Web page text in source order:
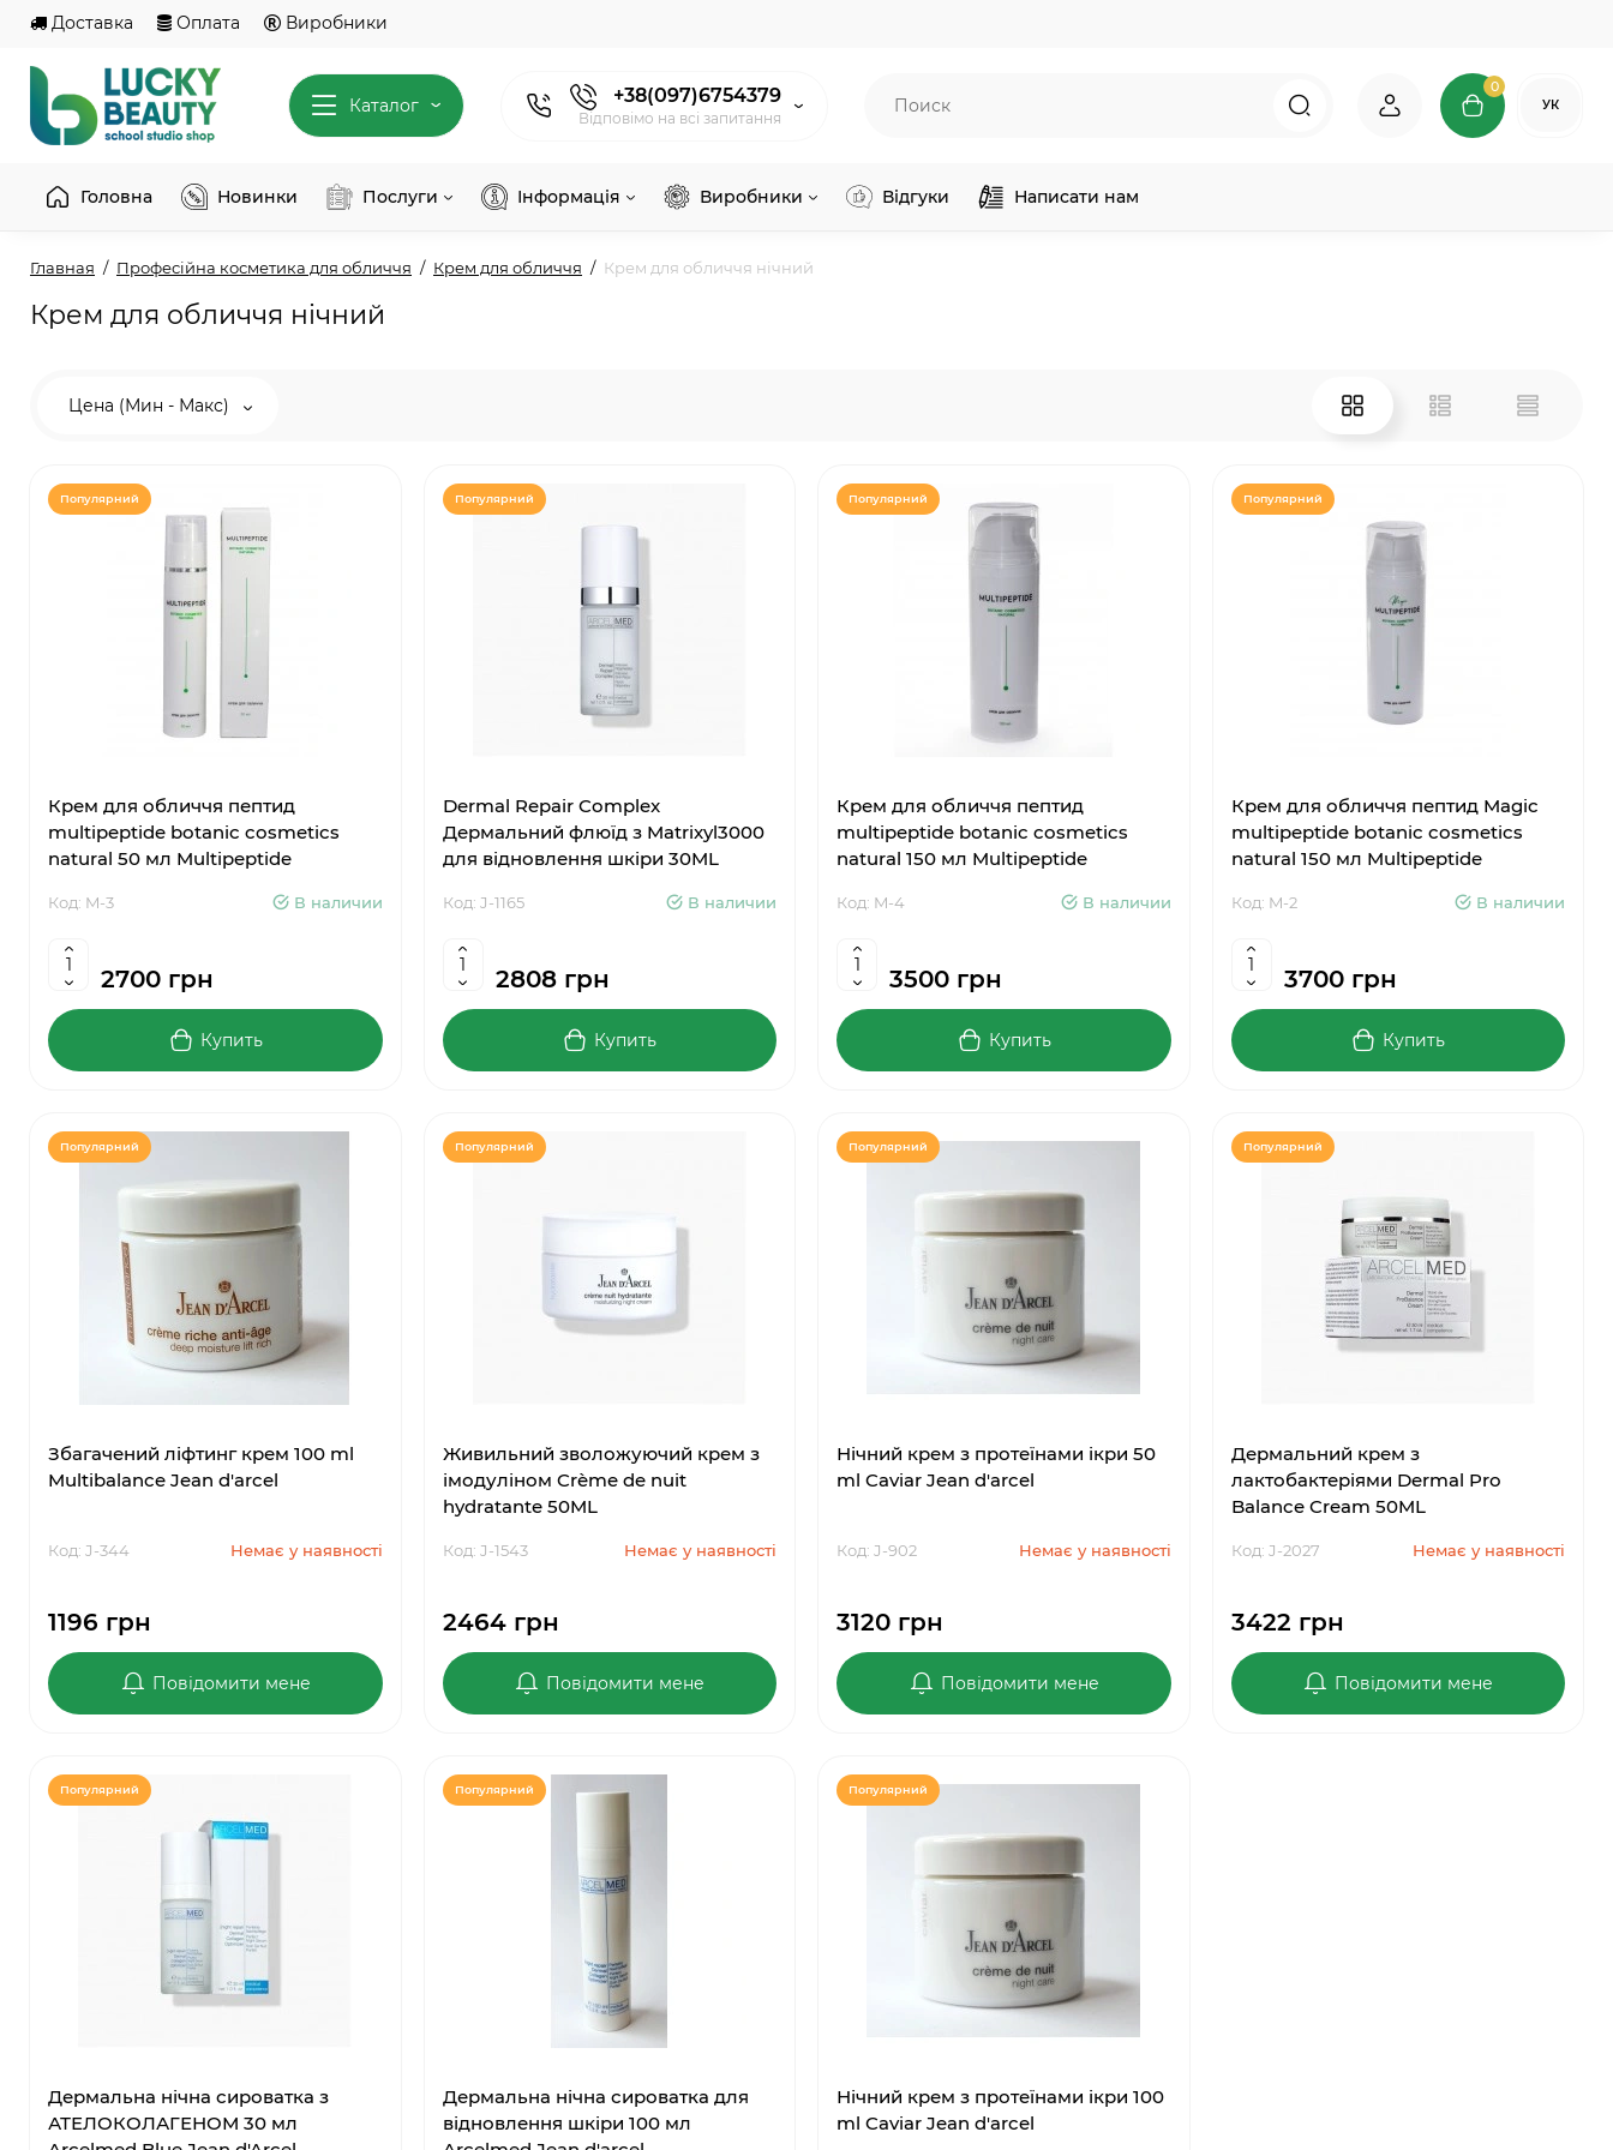
Доставка Оплата Виробники
Каталог +38(097)6754379
Відповімо на всі запитання
0
УК
Головна Новинки Послуги Інформація Виробники Відгуки Написати нам
Главная Професійна косметика для обличчя Крем для обличчя Крем для обличчя нічний
Крем для обличчя нічний
Цена (Мин - Макс)
Популярний
Крем для обличчя пептид
multipeptide botanic cosmetics
natural 50 мл Multipeptide
Код: M-3 В наличии
2700 грн
Купить
Популярний
Dermal Repair Complex
Дермальний флюїд з Matrixyl3000
для відновлення шкіри 30ML
Код: J-1165 В наличии
2808 грн
Купить
Популярний
Крем для обличчя пептид
multipeptide botanic cosmetics
natural 150 мл Multipeptide
Код: M-4 В наличии
3500 грн
Купить
Популярний
Крем для обличчя пептид Magic
multipeptide botanic cosmetics
natural 150 мл Multipeptide
Код: M-2 В наличии
3700 грн
Купить
Популярний
Збагачений ліфтинг крем 100 ml
Multibalance Jean d'arcel
Код: J-344 Немає у наявності
1196 грн
Повідомити мене
Популярний
Живильний зволожуючий крем з
імодуліном Crème de nuit
hydratante 50ML
Код: J-1543 Немає у наявності
2464 грн
Повідомити мене
Популярний
Нічний крем з протеїнами ікри 50
ml Caviar Jean d'arcel
Код: J-902 Немає у наявності
3120 грн
Повідомити мене
Популярний
Дермальний крем з
лактобактеріями Dermal Pro
Balance Cream 50ML
Код: J-2027 Немає у наявності
3422 грн
Повідомити мене
Популярний
Дермальна нічна сироватка з
АТЕЛОКОЛАГЕНОМ 30 мл
Популярний
Дермальна нічна сироватка для
відновлення шкіри 100 мл
Популярний
Нічний крем з протеїнами ікри 100
ml Caviar Jean d'arcel